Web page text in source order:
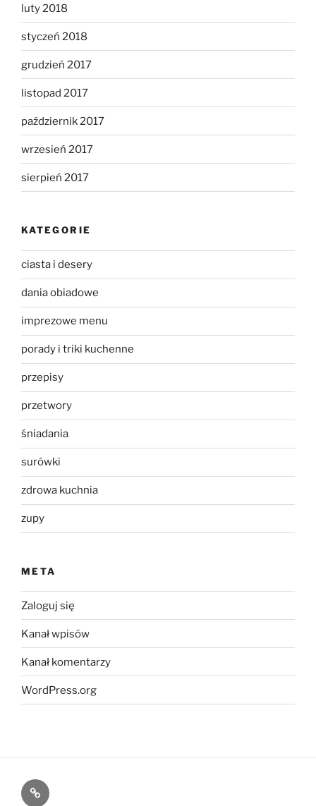
luty 2018
styczeń 2018
grudzień 2017
listopad 2017
październik 2017
wrzesień 2017
sierpień 2017
KATEGORIE
ciasta i desery
dania obiadowe
imprezowe menu
porady i triki kuchenne
przepisy
przetwory
śniadania
surówki
zdrowa kuchnia
zupy
META
Zaloguj się
Kanał wpisów
Kanał komentarzy
WordPress.org
Kontakt